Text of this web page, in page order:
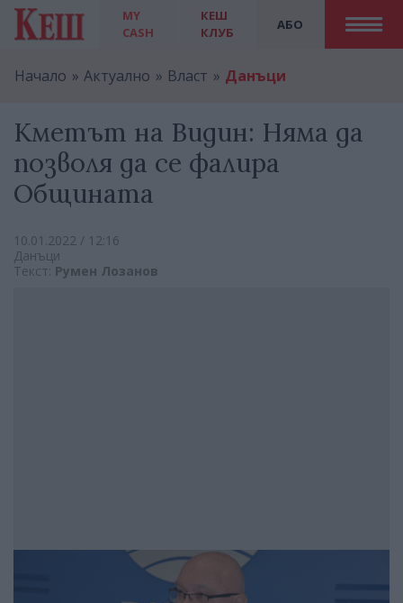
MY
CASH
АБО
КЕШ
КЛУБ
Начало Актуално Власт Данъци
Кметът на Видин: Няма да
позволя да се фалира
Общината
10.01.2022 / 12:16
Данъци
Текст: Румен Лозанов